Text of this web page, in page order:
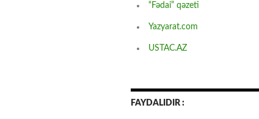
“Fədai” qəzeti
Yazyarat.com
USTAC.AZ
FAYDALIDIR :